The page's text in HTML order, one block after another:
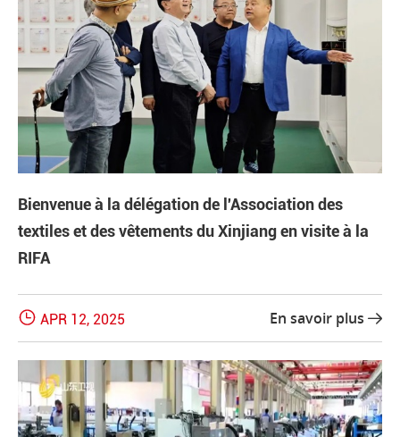
Bienvenue à la délégation de l'Association des
textiles et des vêtements du Xinjiang en visite à la
RIFA
 APR 12, 2025 En savoir plus 